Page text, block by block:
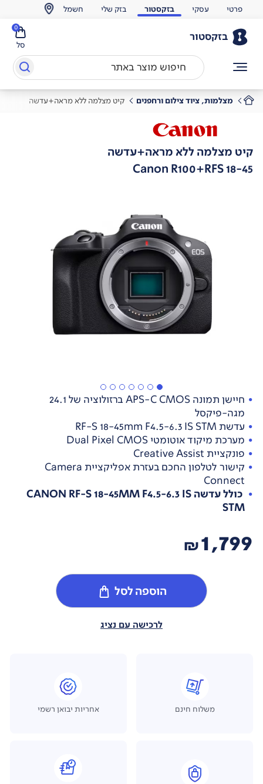
פרטי עסקי בזקסטור בזק שלי חשמל
בזקסטור
סל
0
מצלמות, ציוד צילום ורחפנים קיט מצלמה ללא מראה+עדשה
קיט מצלמה ללא מראה+עדשה
Canon R100+RFS 18-45
חיישן תמונה APS-C CMOS ברזולוציה של 24.1
מגה-פיקסל
עדשת RF-S 18-45mm F4.5-6.3 IS STM
מערכת מיקוד אוטומטי Dual Pixel CMOS
פונקציית Creative Assist
קישור לטלפון החכם בעזרת אפליקציית Camera
Connect
כולל עדשה CANON RF-S 18-45MM F4.5-6.3 IS
STM
1,799
₪
הוספה לסל
לרכישה עם נציג
משלוח חינם אחריות יבואן רשמי